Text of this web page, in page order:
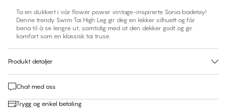
Ta en dukkert i vår flower power vintage-inspirerte Sonia badetøy!
Denne trendy Swim Tai High Leg gir deg en lekker silhuett og får
bena til å se lengre ut, samtidig med at den dekker godt og gir
komfort som en klassisk tai truse.
Produkt detaljer
Chat med oss
Trygg og enkel betaling